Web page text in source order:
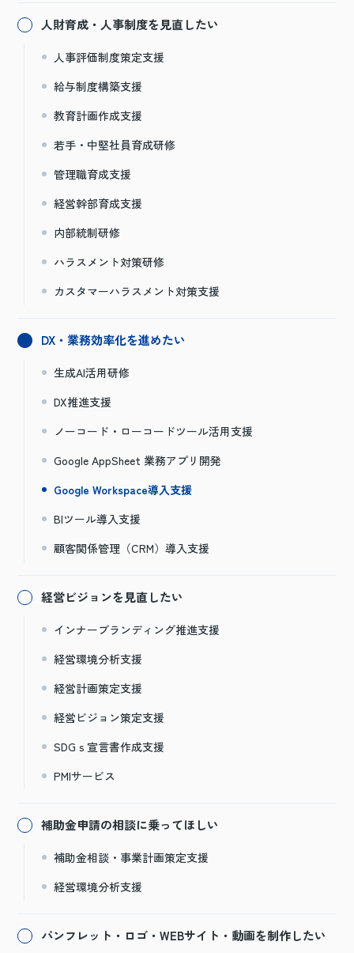
人財育成・人事制度を見直したい
人事評価制度策定支援
給与制度構築支援
教育計画作成支援
若手・中堅社員育成研修
管理職育成支援
経営幹部育成支援
内部統制研修
ハラスメント対策研修
カスタマーハラスメント対策支援
DX・業務効率化を進めたい
生成AI活用研修
DX推進支援
ノーコード・ローコードツール活用支援
Google AppSheet 業務アプリ開発
Google Workspace導入支援
BIツール導入支援
顧客関係管理（CRM）導入支援
経営ビジョンを見直したい
インナーブランディング推進支援
経営環境分析支援
経営計画策定支援
経営ビジョン策定支援
SDGｓ宣言書作成支援
PMIサービス
補助金申請の相談に乗ってほしい
補助金相談・事業計画策定支援
経営環境分析支援
パンフレット・ロゴ・WEBサイト・動画を制作したい